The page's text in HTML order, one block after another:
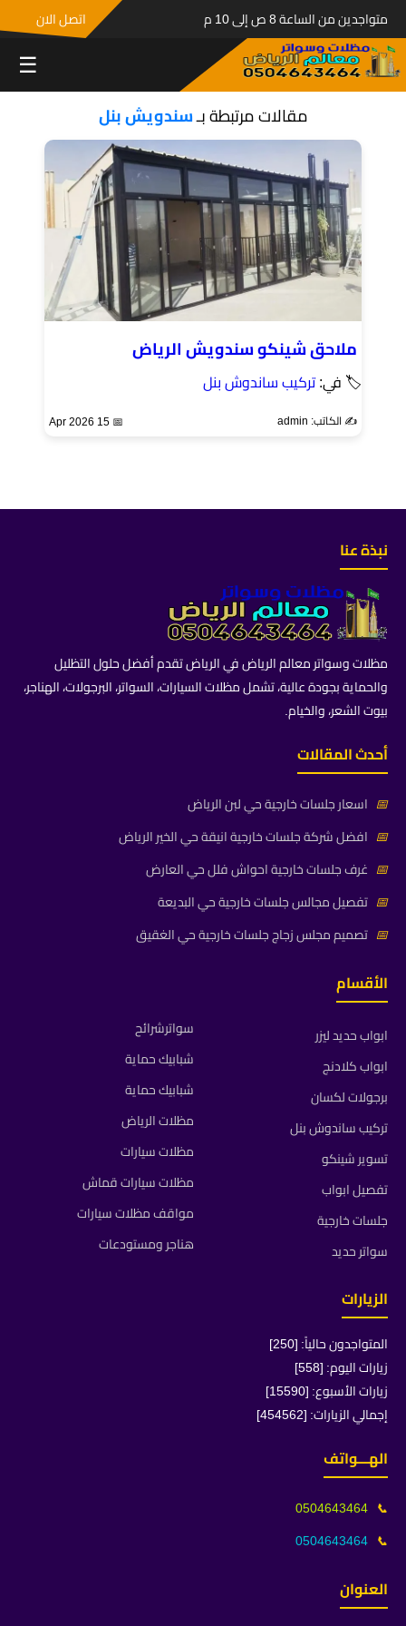
متواجدين من الساعة 8 ص إلى 10 م اتصل الان
☰
مقالات مرتبطة بـسندويش بنل
ملاحق شينكو سندويش الرياض
🏷 في:تركيب ساندوش بنل
✍️ الكاتب: admin 📅 15 Apr 2026
نبذة عنا
مظلات وسواتر معالم الرياض في الرياض تقدم أفضل حلول التظليل
والحماية بجودة عالية، تشمل مظلات السيارات، السواتر، البرجولات، الهناجر،
بيوت الشعر، والخيام.
أحدث المقالات
📅 اسعار جلسات خارجية حي لبن الرياض
📅 افضل شركة جلسات خارجية انيقة حي الخير الرياض
📅 غرف جلسات خارجية احواش فلل حي العارض
📅 تفصيل مجالس جلسات خارجية حي البديعة
📅 تصميم مجلس زجاج جلسات خارجية حي الغقيق
الأقسام
ابواب حديد ليزر
ابواب كلادنج
برجولات لكسان
تركيب ساندوش بنل
تسوير شينكو
تفصيل ابواب
جلسات خارجية
سواتر حديد
سواترشرائح
شبابيك حماية
شبابيك حماية
مظلات الرياض
مظلات سيارات
مظلات سيارات قماش
مواقف مظلات سيارات
هناجر ومستودعات
الزيارات
المتواجدون حالياً: [250]
زيارات اليوم: [558]
زيارات الأسبوع: [15590]
إجمالي الزيارات: [454562]
الهـــواتف
📞
0504643464
📞
0504643464
العنوان